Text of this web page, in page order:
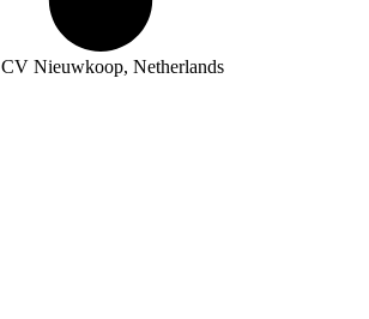
Nieuwkoop, Netherlands